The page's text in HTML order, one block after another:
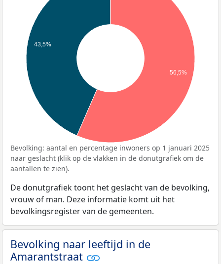
43,5%
56,5%
Bevolking: aantal en percentage inwoners op 1 januari 2025
naar geslacht (klik op de vlakken in de donutgrafiek om de
aantallen te zien).
De donutgrafiek toont het geslacht van de bevolking,
vrouw of man. Deze informatie komt uit het
bevolkingsregister van de gemeenten.
Bevolking naar leeftijd in de
Amarantstraat